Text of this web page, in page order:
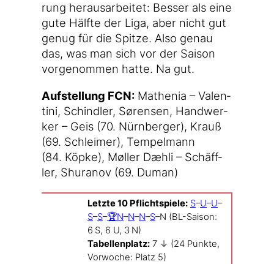
rung her­aus­ar­bei­tet: Bes­ser als eine
gute Hälf­te der Liga, aber nicht gut
genug für die Spit­ze. Also genau
das, was man sich vor der Sai­son
vor­ge­nom­men hat­te. Na gut.
Auf­stel­lung FCN: Mathe­nia – Valen­
ti­ni, Schind­ler, Søren­sen, Hand­wer­
ker – Geis (70. Nürn­ber­ger), Krauß
(69. Schlei­mer), Tem­pel­mann
(84. Köp­ke), Møl­ler Dæh­li – Schäff­
ler, Shura­nov (69. Duman)
Letz­te 10 Pflicht­spie­le: S–U–U–
S–S–🏆N–N–N–S–N (BL-Saison:
6 S, 6 U, 3 N)
Tabel­len­platz: 7 ↓ (24 Punk­te,
Vor­wo­che: Platz 5)